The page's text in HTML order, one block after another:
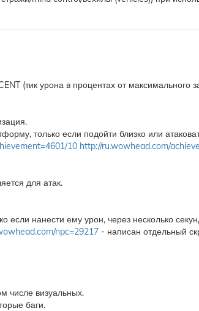
(тик урона в процентах от максимального
только если подойти близко или
10 http://ru.wowhead.com/
для атак.
если нанести ему урон, через несколько
npc=29217 - написан отдельный
числе визуальных.
баги.